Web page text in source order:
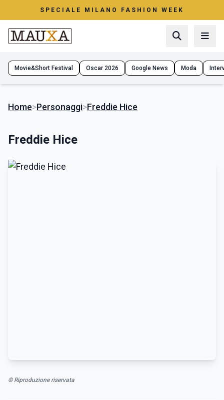
SPECIALE MILANO FASHION WEEK
Movie&Short Festival Oscar 2026 Google News Moda
Home>Personaggi>Freddie Hice
Freddie Hice
© Riproduzione riservata